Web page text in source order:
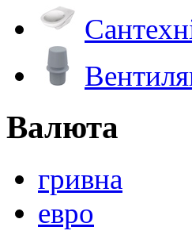
Валюта
гривна
евро